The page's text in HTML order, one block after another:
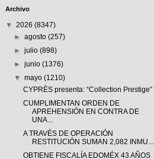
Archivo
▼ 2026 (8347)
►agosto(257)
►julio(898)
►junio(1376)
▼mayo(1210)
CYPRÈS presenta: “Collection Prestige”
CUMPLIMENTAN ORDEN DE
APREHENSIÓN EN CONTRA DE
UNA...
A TRAVÉS DE OPERACIÓN
RESTITUCIÓN SUMAN 2,082 INMU...
OBTIENE FISCALÍA EDOMÉX 43 AÑOS